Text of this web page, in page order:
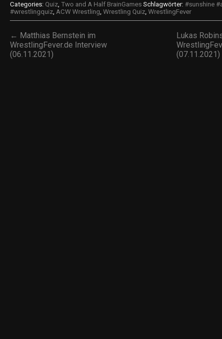
Categories: Quiz, Two and A Half BrainGames Schlagwörter: #sunshine
#wrestlingquiz, ACW Wrestling, Wrestling Quiz, WrestlingFever
← Matthias Bernstein im
WrestlingFever.de Interview
(06.11.2021)
Lukas